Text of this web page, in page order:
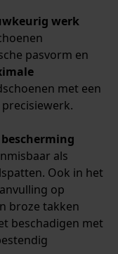
werk
pasvorm en
met een
als
Ook in het
op
broze takken
beschadigen met